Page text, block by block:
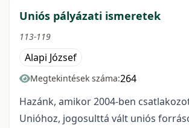
Uniós pályázati ismeretek
113-119
Alapi József
Megtekintések száma:264
Hazánk, amikor 2004-ben
Unióhoz, jogosulttá vált uniós